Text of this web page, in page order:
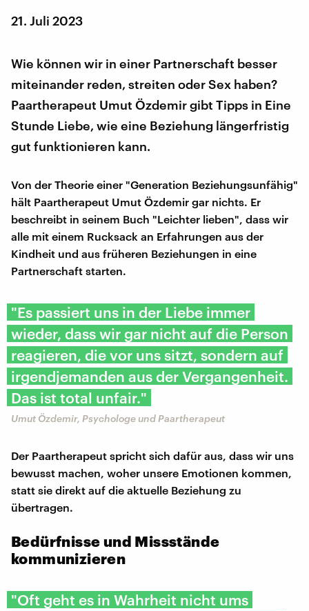
21. Juli 2023
Wie können wir in einer Partnerschaft besser
miteinander reden, streiten oder Sex haben?
Paartherapeut Umut Özdemir gibt Tipps in Eine
Stunde Liebe, wie eine Beziehung längerfristig
gut funktionieren kann.
Von der Theorie einer "Generation Beziehungsunfähig"
hält Paartherapeut Umut Özdemir gar nichts. Er
beschreibt in seinem Buch "Leichter lieben", dass wir
alle mit einem Rucksack an Erfahrungen aus der
Kindheit und aus früheren Beziehungen in eine
Partnerschaft starten.
"Es passiert uns in der Liebe immer
wieder, dass wir gar nicht auf die Person
reagieren, die vor uns sitzt, sondern auf
irgendjemanden aus der Vergangenheit.
Das ist total unfair."
Umut Özdemir, Psychologe und Paartherapeut
Der Paartherapeut spricht sich dafür aus, dass wir uns
bewusst machen, woher unsere Emotionen kommen,
statt sie direkt auf die aktuelle Beziehung zu
übertragen.
Bedürfnisse und Missstände
kommunizieren
"Oft geht es in Wahrheit nicht ums